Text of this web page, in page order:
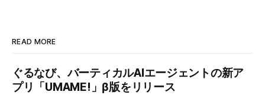
READ MORE
ぐるなび、バーティカルAIエージェントの新ア
プリ「UMAME!」β版をリリース